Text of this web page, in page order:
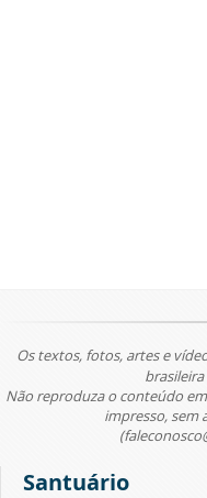
Os textos, fotos, artes e
Não reproduza o conteúdo
impresso, sem
Santuário